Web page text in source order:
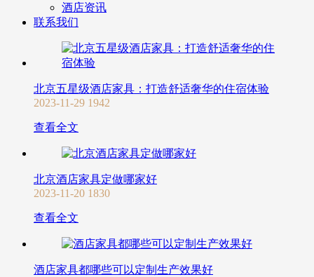
酒店资讯
联系我们
北京五星级酒店家具：打造舒适奢华的住宿体验
2023-11-29 1942
查看全文
北京酒店家具定做哪家好
2023-11-20 1830
查看全文
酒店家具都哪些可以定制生产效果好